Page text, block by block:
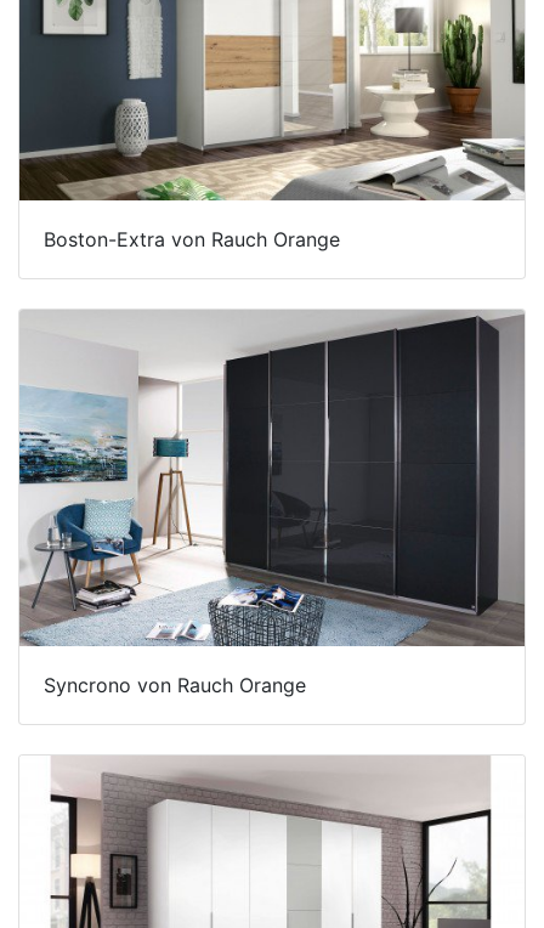
Boston-Extra von Rauch Orange
Syncrono von Rauch Orange